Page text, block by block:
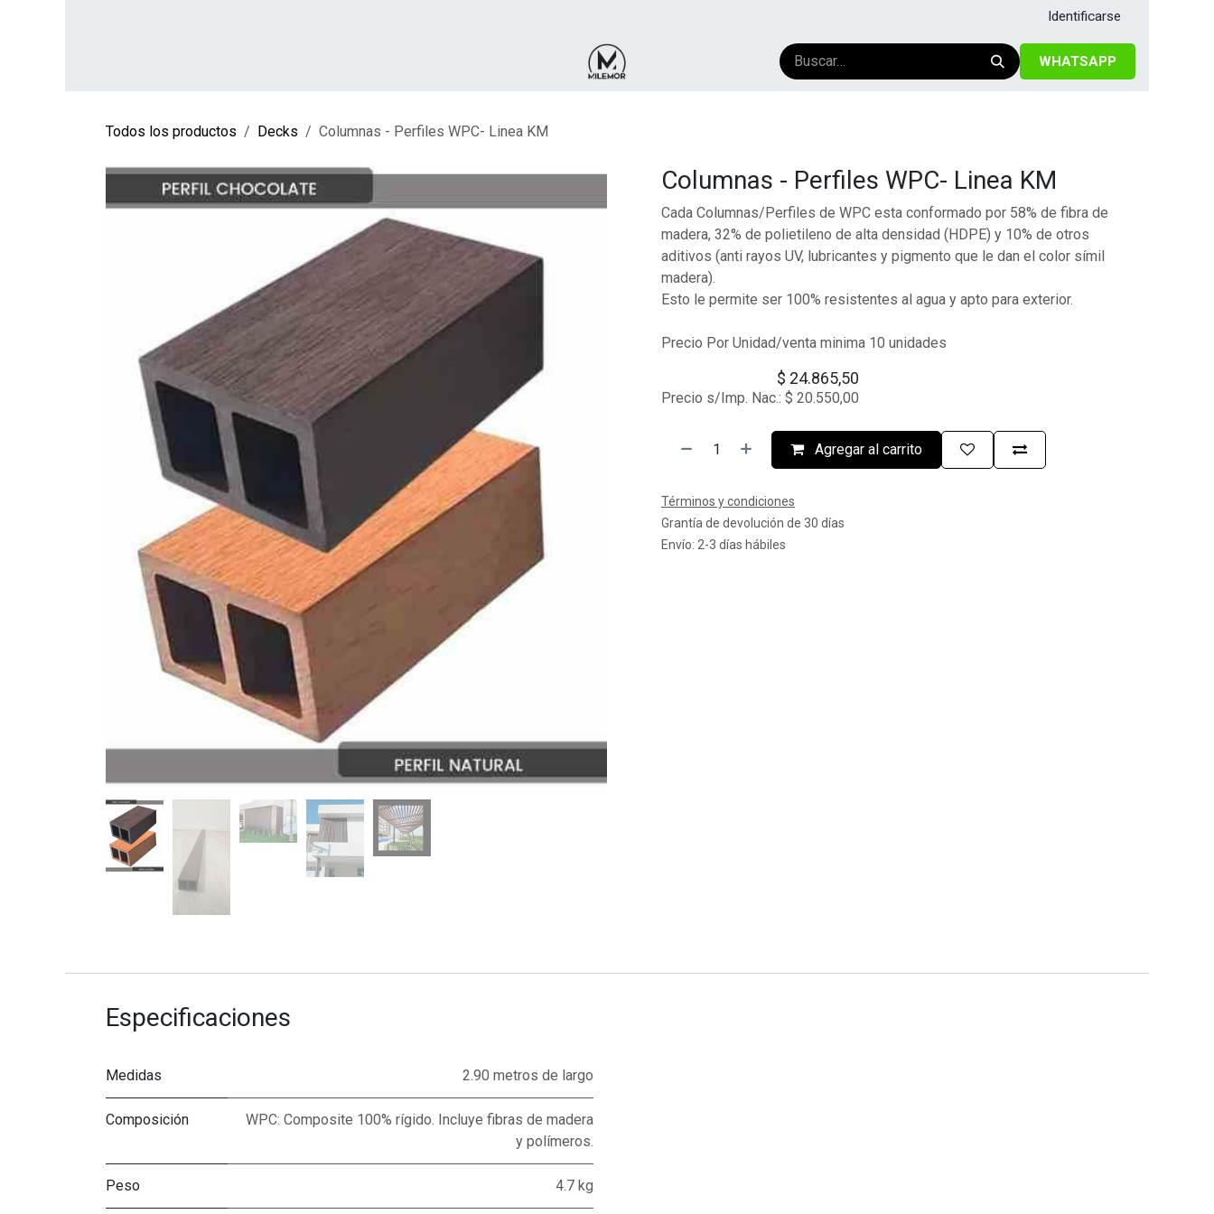
Identificarse
WHATSAPP
Todos los productos Decks Columnas - Perfiles WPC- Linea KM
Columnas - Perfiles WPC- Linea KM
Cada Columnas/Perfiles de WPC esta conformado por 58% de fibra de
madera, 32% de polietileno de alta densidad (HDPE) y 10% de otros
aditivos (anti rayos UV, lubricantes y pigmento que le dan el color símil
madera).
Esto le permite ser 100% resistentes al agua y apto para exterior.
Precio Por Unidad/venta minima 10 unidades
$ 24.865,50
Precio s/Imp. Nac.: $ 20.550,00
Agregar al carrito
Términos y condiciones
Grantía de devolución de 30 días
Envío: 2-3 días hábiles
Especificaciones
Medidas 2.90 metros de largo
Composición
WPC: Composite 100% rígido. Incluye fibras de madera
y polímeros.
Peso 4.7 kg